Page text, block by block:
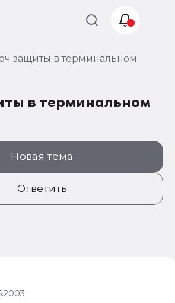
защиты в терминальном
в терминальном
Новая тема
Ответить